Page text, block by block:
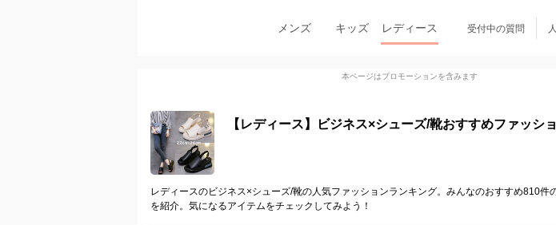
メンズ キッズ レディース 受付中の質問
本ページはプロモーションを含みます
【レディース】ビジネス×シューズ/靴おすすめファッシ
レディースのビジネス×シューズ/靴の人気ファッションランキング。みんなのおすすめ810件
を紹介。気になるアイテムをチェックしてみよう！